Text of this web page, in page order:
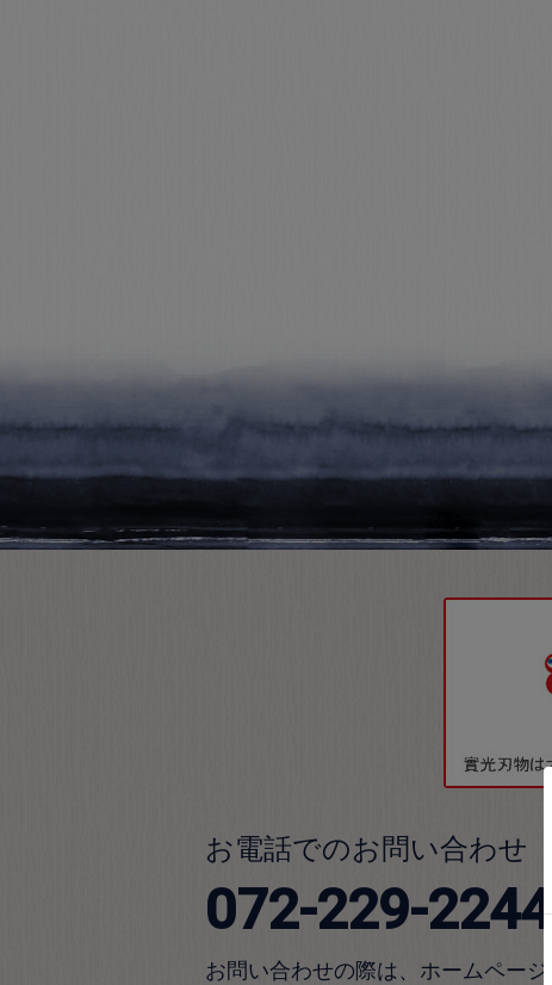
お電話でのお問い合わせ
072-229-2244
お問い合わせの際は、ホームページ